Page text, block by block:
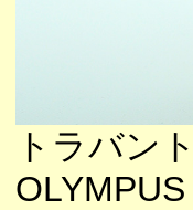
トラバン